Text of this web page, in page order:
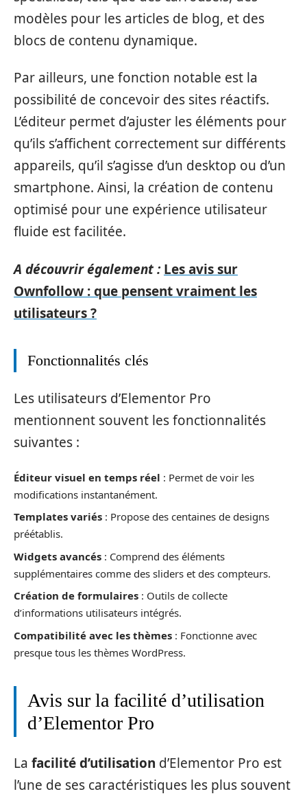
modèles pour les articles de blog, et des
blocs de contenu dynamique.
Par ailleurs, une fonction notable est la
possibilité de concevoir des sites réactifs.
L’éditeur permet d’ajuster les éléments pour
qu’ils s’affichent correctement sur différents
appareils, qu’il s’agisse d’un desktop ou d’un
smartphone. Ainsi, la création de contenu
optimisé pour une expérience utilisateur
fluide est facilitée.
A découvrir également : Les avis sur
Ownfollow : que pensent vraiment les
utilisateurs ?
Fonctionnalités clés
Les utilisateurs d’Elementor Pro
mentionnent souvent les fonctionnalités
suivantes :
Éditeur visuel en temps réel : Permet de voir les
modifications instantanément.
Templates variés : Propose des centaines de designs
préétablis.
Widgets avancés : Comprend des éléments
supplémentaires comme des sliders et des compteurs.
Création de formulaires : Outils de collecte
d’informations utilisateurs intégrés.
Compatibilité avec les thèmes : Fonctionne avec
presque tous les thèmes WordPress.
Avis sur la facilité d’utilisation
d’Elementor Pro
La facilité d’utilisation d’Elementor Pro est
l’une de ses caractéristiques les plus souvent